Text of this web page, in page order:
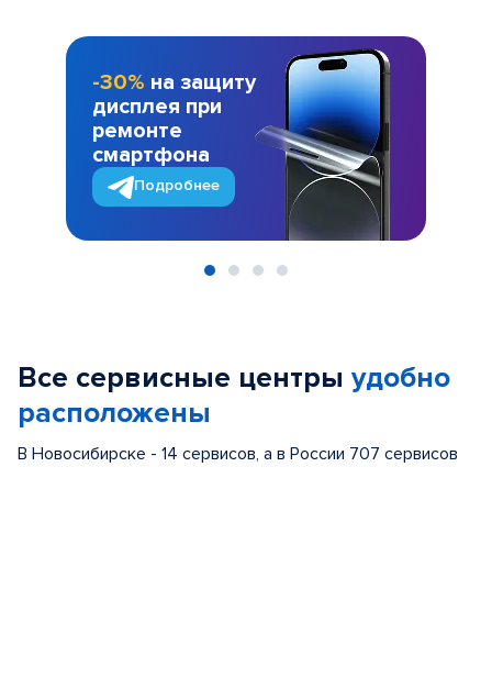
-30% на защиту
дисплея при
ремонте
смартфона
Подробнее
Все сервисные центры удобно
расположены
В Новосибирске - 14 сервисов, а в России 707 сервисов